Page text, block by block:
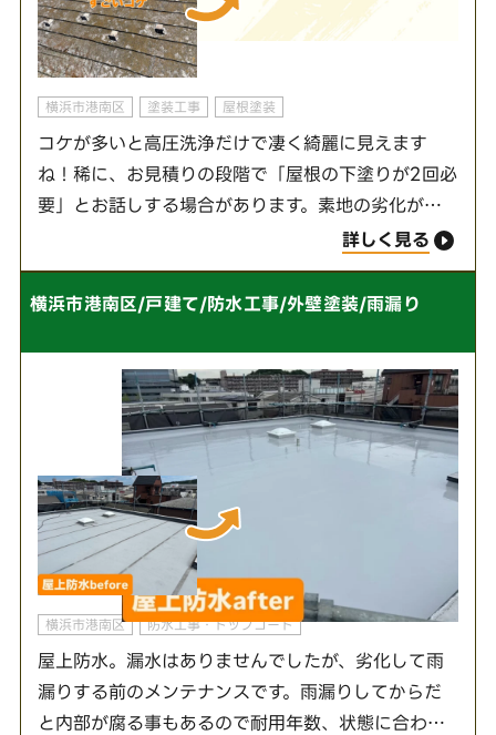
横浜市港南区 塗装工事 屋根塗装
コケが多いと高圧洗浄だけで凄く綺麗に見えます
ね！稀に、お見積りの段階で「屋根の下塗りが2回必
要」とお話しする場合があります。素地の劣化が酷
い場合は下塗りを重ねる事で、密着性と仕上がりに
差がでるからです！もちろん、2回塗りの予定が1回
になっ…
詳しく見る
横浜市港南区/戸建て/防水工事/外壁塗装/雨漏り
横浜市港南区 防水工事・トップコート
屋上防水。漏水はありませんでしたが、劣化して雨
漏りする前のメンテナンスです。雨漏りしてからだ
と内部が腐る事もあるので耐用年数、状態に合わせ